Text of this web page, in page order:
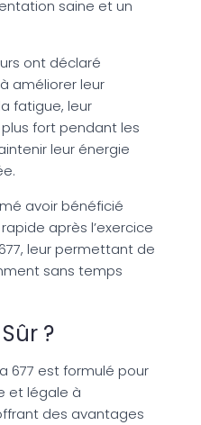
saine et un
ont déclaré
améliorer leur
fatigue, leur
fort pendant les
leur énergie
avoir bénéficié
après l’exercice
leur permettant de
sans temps
?
677 est formulé pour
et légale à
des avantages